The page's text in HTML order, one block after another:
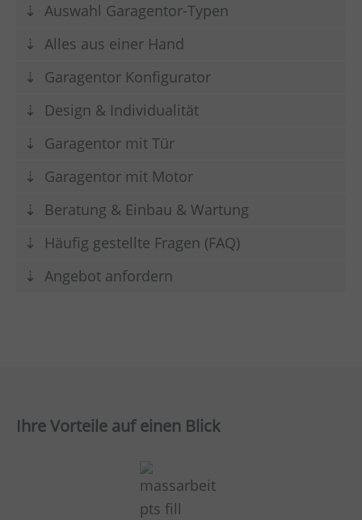
Auswahl Garagentor-Typen
Alles aus einer Hand
Garagentor Konfigurator
Design & Individualität
Garagentor mit Tür
Garagentor mit Motor
Beratung & Einbau & Wartung
Häufig gestellte Fragen (FAQ)
Angebot anfordern
Ihre Vorteile auf einen Blick